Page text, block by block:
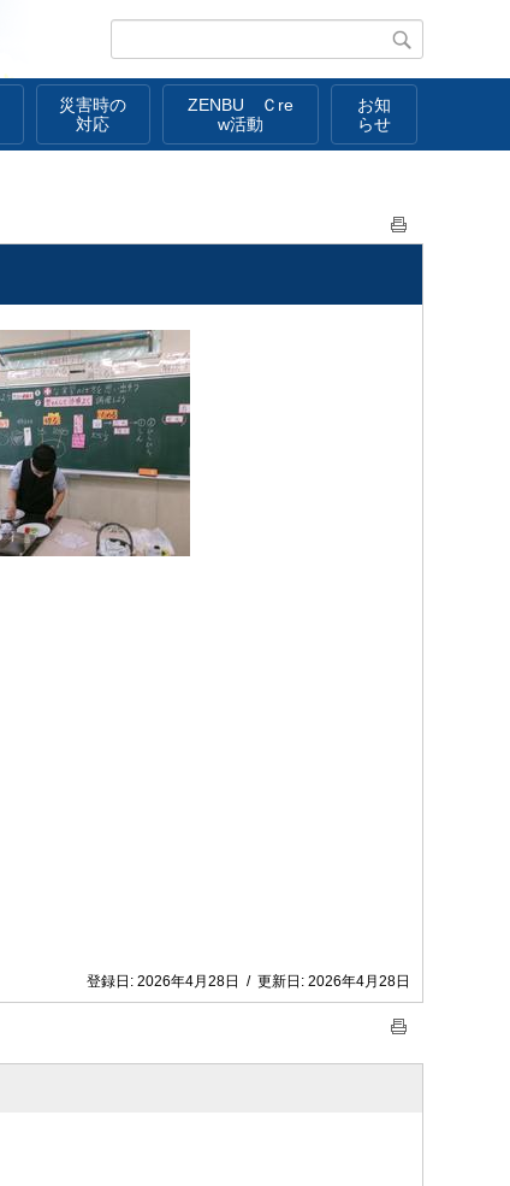
災害時の
対応
ZENBU Ｃre
w活動
お知
らせ
登録日: 2026年4月28日 / 更新日: 2026年4月28日